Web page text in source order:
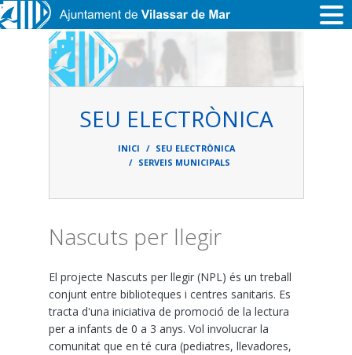
Vés al contingut
SEU ELECTRÒNICA
d'ariadna
INICI
SEU ELECTRÒNICA
SERVEIS MUNICIPALS
Nascuts per llegir
El projecte Nascuts per llegir (NPL) és un treball
conjunt entre biblioteques i centres sanitaris. Es
tracta d'una iniciativa de promoció de la lectura
per a infants de 0 a 3 anys. Vol involucrar la
comunitat que en té cura (pediatres, llevadores,